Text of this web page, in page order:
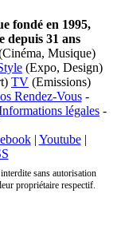
fondé en 1995,
depuis 31 ans
Musique)
(Expo, Design)
TV (Emissions)
Rendez-Vous-
légales -
| Youtube|
sans autorisation
propriétaire respectif.